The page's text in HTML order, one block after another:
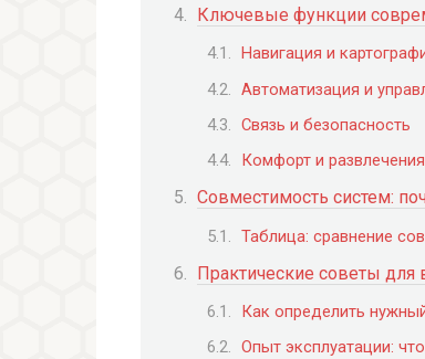
Ключевые функции
Навигация и
Автоматизация и
Связь и безопасность
Комфорт и развлечения
Совместимость систем:
Таблица: сравнение
Практические советы для
Как определить
Опыт эксплуатации: